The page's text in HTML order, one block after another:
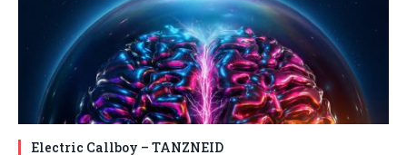
Electric Callboy – TANZNEID